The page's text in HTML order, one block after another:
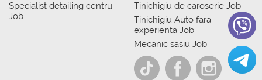
Specialist detailing centru
Job
Tinichigiu de caroserie Job
Tinichigiu Auto fara
experienta Job
Mecanic sasiu Job